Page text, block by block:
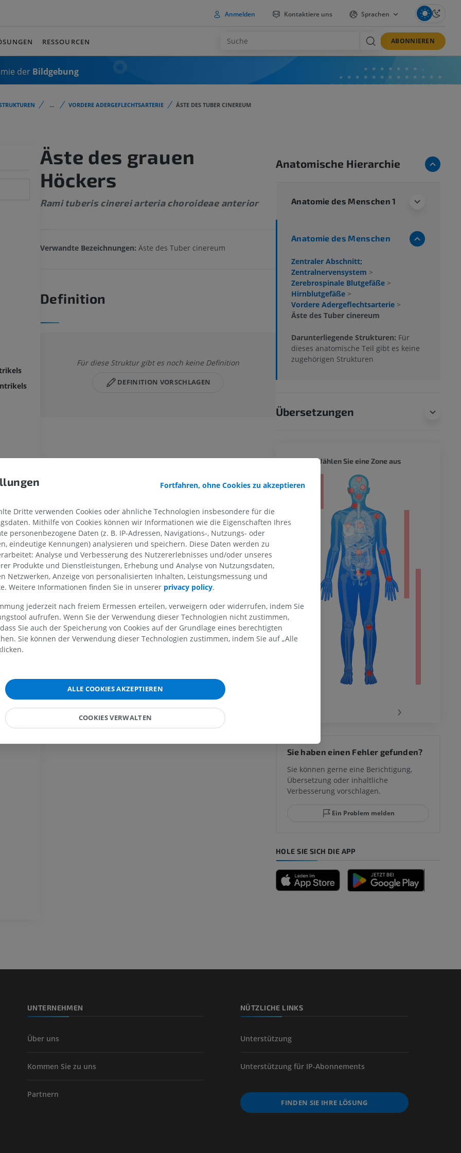
Anmelden Kontaktiere uns Sprachen
RESSOURCEN ABONNIEREN
der Bildgebung
... VORDERE ADERGEFLECHTSARTERIE ÄSTE DES TUBER CINEREUM
Äste des grauen
Höckers
Rami tuberis cinerei arteria choroideae anterior
Verwandte Bezeichnungen: Äste des Tuber cinereum
Definition
Für diese Struktur gibt es noch keine Definition
DEFINITION VORSCHLAGEN
Anatomische Hierarchie
Anatomie des Menschen 1
Anatomie des Menschen
Zentraler Abschnitt;
Zentralnervensystem >
Zerebrospinale Blutgefäße >
Hirnblutgefäße >
Vordere Adergeflechtsarterie >
Äste des Tuber cinereum
Darunterliegende Strukturen: Für
dieses anatomische Teil gibt es keine
zugehörigen Strukturen
Übersetzungen
GLIEDMASSE
MRT der oberen Extremität
MRT der Schulter
MRT
PREMIUM
MRT des Handgelenks
MRT
PREMIUM
MRT des Ellenbogens
MRT
MRT der Hand
PREMIUM
Röntgenaufnahme der
Röntgenbilder
UNTERE GLIEDMASSE
Untere Extremität
Röntgenaufnahme der
unteren Extremität
Röntgenbilder
KOSTENLOS
MRT der unteren Extremität
MRT
PREMIUM
Hüft-MRT
MRT
PREMIUM
Kniegelenks
CT
Arteriografie der unteren
Wählen Sie eine Zone aus
›
Sie haben einen Fehler gefunden?
Sie können gerne eine Berichtigung,
Übersetzung oder inhaltliche
Verbesserung vorschlagen.
Ein Problem melden
HOLE SIE SICH DIE APP
UNTERNEHMEN
Über uns
Kommen Sie zu uns
Partnern
NÜTZLICHE LINKS
Unterstützung
Unterstützung für IP-Abonnements
FINDEN SIE IHRE LÖSUNG
Fortfahren, ohne Cookies zu akzeptieren
Dritte verwenden Cookies oder ähnliche Technologien insbesondere für die
Mithilfe von Cookies können wir Informationen wie die Eigenschaften Ihres
personenbezogene Daten (z. B. IP-Adressen, Navigations-, Nutzungs- oder
eindeutige Kennungen) analysieren und speichern. Diese Daten werden zu
Analyse und Verbesserung des Nutzererlebnisses und/oder unseres
Produkte und Dienstleistungen, Erhebung und Analyse von Nutzungsdaten,
Netzwerken, Anzeige von personalisierten Inhalten, Leistungsmessung und
Weitere Informationen finden Sie in unserer privacy policy.
jederzeit nach freiem Ermessen erteilen, verweigern oder widerrufen, indem Sie
aufrufen. Wenn Sie der Verwendung dieser Technologien nicht zustimmen,
Sie auch der Speicherung von Cookies auf der Grundlage eines berechtigten
Sie können der Verwendung dieser Technologien zustimmen, indem Sie auf „Alle
ALLE COOKIES AKZEPTIEREN
COOKIES VERWALTEN